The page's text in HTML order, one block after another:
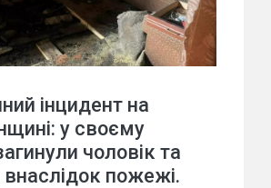
інцидент на
у своєму
чоловік та
внаслідок пожежі.